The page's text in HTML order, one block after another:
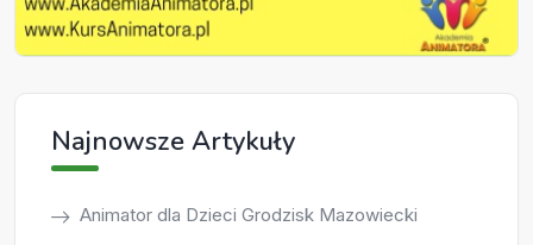
Najnowsze Artykuły
Animator dla Dzieci Grodzisk Mazowiecki